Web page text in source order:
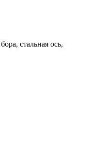
стальная ось,